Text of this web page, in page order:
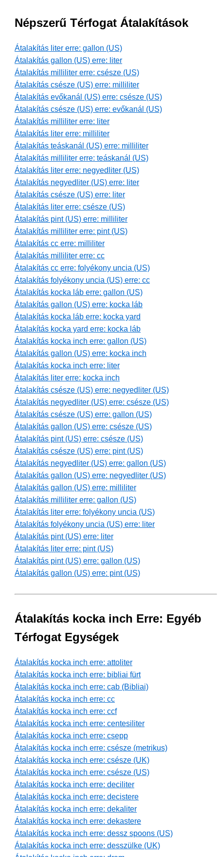
Népszerű Térfogat Átalakítások
Átalakítás liter erre: gallon (US)
Átalakítás gallon (US) erre: liter
Átalakítás milliliter erre: csésze (US)
Átalakítás csésze (US) erre: milliliter
Átalakítás evőkanál (US) erre: csésze (US)
Átalakítás csésze (US) erre: evőkanál (US)
Átalakítás milliliter erre: liter
Átalakítás liter erre: milliliter
Átalakítás teáskanál (US) erre: milliliter
Átalakítás milliliter erre: teáskanál (US)
Átalakítás liter erre: negyedliter (US)
Átalakítás negyedliter (US) erre: liter
Átalakítás csésze (US) erre: liter
Átalakítás liter erre: csésze (US)
Átalakítás pint (US) erre: milliliter
Átalakítás milliliter erre: pint (US)
Átalakítás cc erre: milliliter
Átalakítás milliliter erre: cc
Átalakítás cc erre: folyékony uncia (US)
Átalakítás folyékony uncia (US) erre: cc
Átalakítás kocka láb erre: gallon (US)
Átalakítás gallon (US) erre: kocka láb
Átalakítás kocka láb erre: kocka yard
Átalakítás kocka yard erre: kocka láb
Átalakítás kocka inch erre: gallon (US)
Átalakítás gallon (US) erre: kocka inch
Átalakítás kocka inch erre: liter
Átalakítás liter erre: kocka inch
Átalakítás csésze (US) erre: negyedliter (US)
Átalakítás negyedliter (US) erre: csésze (US)
Átalakítás csésze (US) erre: gallon (US)
Átalakítás gallon (US) erre: csésze (US)
Átalakítás pint (US) erre: csésze (US)
Átalakítás csésze (US) erre: pint (US)
Átalakítás negyedliter (US) erre: gallon (US)
Átalakítás gallon (US) erre: negyedliter (US)
Átalakítás gallon (US) erre: milliliter
Átalakítás milliliter erre: gallon (US)
Átalakítás liter erre: folyékony uncia (US)
Átalakítás folyékony uncia (US) erre: liter
Átalakítás pint (US) erre: liter
Átalakítás liter erre: pint (US)
Átalakítás pint (US) erre: gallon (US)
Átalakítás gallon (US) erre: pint (US)
Átalakítás kocka inch Erre: Egyéb
Térfogat Egységek
Átalakítás kocka inch erre: attoliter
Átalakítás kocka inch erre: bibliai fürt
Átalakítás kocka inch erre: cab (Bibliai)
Átalakítás kocka inch erre: cc
Átalakítás kocka inch erre: ccf
Átalakítás kocka inch erre: centesiliter
Átalakítás kocka inch erre: csepp
Átalakítás kocka inch erre: csésze (metrikus)
Átalakítás kocka inch erre: csésze (UK)
Átalakítás kocka inch erre: csésze (US)
Átalakítás kocka inch erre: deciliter
Átalakítás kocka inch erre: decistere
Átalakítás kocka inch erre: dekaliter
Átalakítás kocka inch erre: dekastere
Átalakítás kocka inch erre: dessz spoons (US)
Átalakítás kocka inch erre: desszülke (UK)